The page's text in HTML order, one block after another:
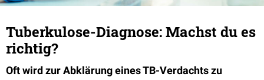
Tuberkulose-Diagnose: Machst du es
richtig?
Oft wird zur Abklärung eines TB-Verdachts zu